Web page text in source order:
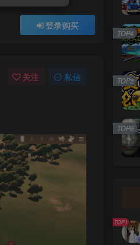
登录购买
关注 私信
TOP4
TOP5
TOP6
TOP1